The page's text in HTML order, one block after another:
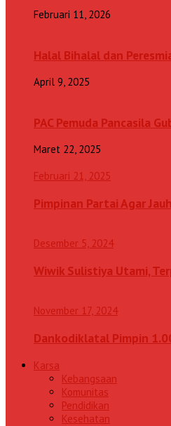
Februari 11, 2026
Halal Bihalal dan
April 9, 2025
PAC Pemuda Pancasila
Maret 22, 2025
Februari 21, 2025
Pimpinan Partai Agar
Desember 5, 2024
Wiwik Sulistiya Utami,
November 17, 2024
Dankodiklatal Pimpin
Karsa
Kebangsaan
Komunitas
Pendidikan
Kesehatan